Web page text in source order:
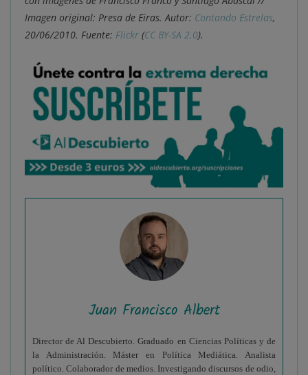
Imagen original: Presa de Eiras. Autor: Contando Estrelas,
20/06/2010. Fuente: Flickr (CC BY-SA 2.0).
Juan Francisco Albert
Director de Al Descubierto. Graduado en Ciencias Políticas y de
la Administración. Máster en Política Mediática. Analista
político. Colaborador de medios. Investigando discursos de odio,
Opciones de cookies Aceptar cookies
Rechazar cookies Política de cookies